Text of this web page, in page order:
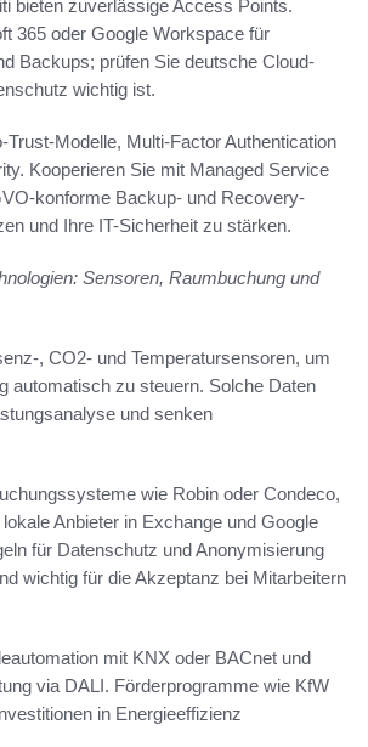
bieten zuverlässige Access Points.
365 oder Google Workspace für
Backups; prüfen Sie deutsche Cloud-
wichtig ist.
Trust-Modelle, Multi-Factor Authentication
Kooperieren Sie mit Managed Service
konforme Backup- und Recovery-
und Ihre IT-Sicherheit zu stärken.
Sensoren, Raumbuchung und
, CO2- und Temperatursensoren, um
automatisch zu steuern. Solche Daten
und senken
wie Robin oder Condeco,
Anbieter in Exchange und Google
für Datenschutz und Anonymisierung
wichtig für die Akzeptanz bei Mitarbeitern
mit KNX oder BACnet und
via DALI. Förderprogramme wie KfW
in Energieeffizienz